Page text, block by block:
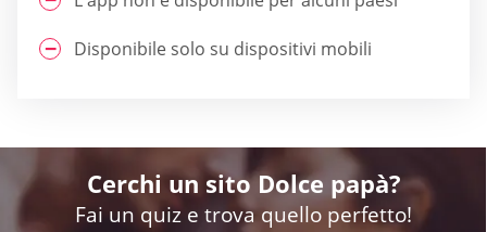
Disponibile solo su dispositivi mobili
Cerchi un sito Dolce papà?
Fai un quiz e trova quello perfetto!